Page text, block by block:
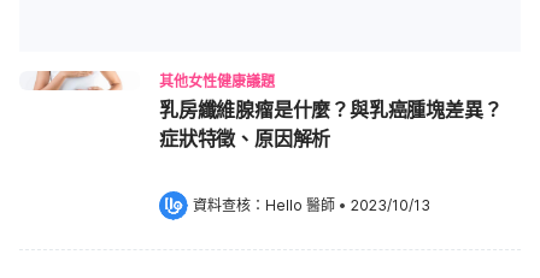
其他女性健康議題
乳房纖維腺瘤是什麼？與乳癌腫塊差異？
症狀特徵、原因解析
資料查核： Hello 醫師 • 2023/10/13